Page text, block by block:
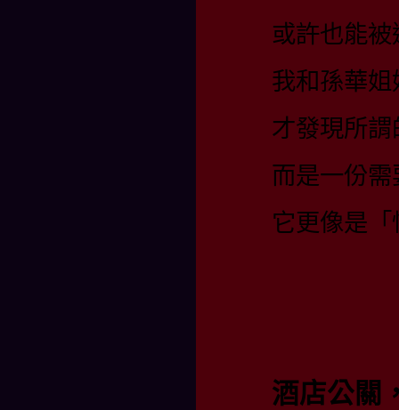
或許也能
我和孫華
才發現所
而是一份
它更像是
酒店公關